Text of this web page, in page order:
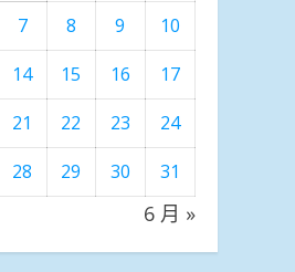
7 8 9
10
14 15 16
17
21 22 23
24
28 29 30 31
6 月 »